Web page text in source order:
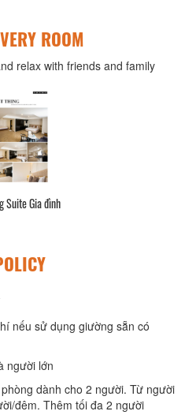
ROOM
relax with friends and family
Suite Gia đình
phí nếu sử dụng giường sẵn có
người lớn
dành cho 2 người. Từ người
đêm. Thêm tối đa 2 người